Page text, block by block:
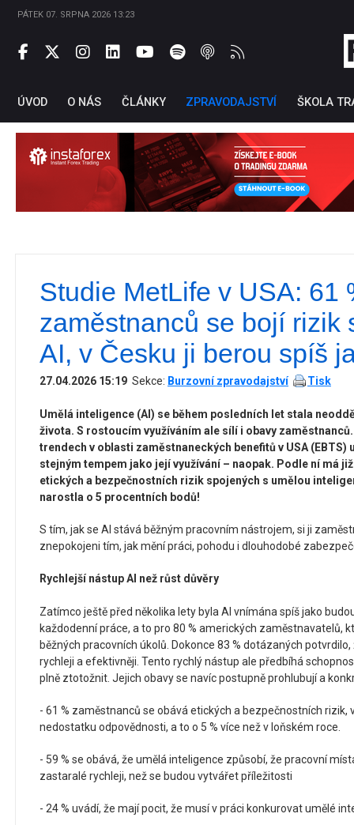
PÁTEK 07. SRPNA 2026 13:23
ÚVOD O NÁS ČLÁNKY ZPRAVODAJSTVÍ ŠKOLA
Studie MetLife v USA: 61
zaměstnanců se bojí rizik
AI, v Česku ji berou spíš
27.04.2026 15:19 Sekce: Burzovní zpravodajství Tisk
Umělá inteligence (AI) se během posledních let stala
života. S rostoucím využíváním ale sílí i obavy
trendech v oblasti zaměstnaneckých benefitů v USA (EBTS)
stejným tempem jako její využívání – naopak. Podle ní má
etických a bezpečnostních rizik spojených s umělou
narostla o 5 procentních bodů!
S tím, jak se AI stává běžným pracovním nástrojem, si ji
znepokojeni tím, jak mění práci, pohodu i dlouhodobé
Rychlejší nástup AI než růst důvěry
Zatímco ještě před několika lety byla AI vnímána spíš jako
každodenní práce, a to pro 80 % amerických zaměstnavatelů,
běžných pracovních úkolů. Dokonce 83 % dotázaných
rychleji a efektivněji. Tento rychlý nástup ale předbíhá
plně ztotožnit. Jejich obavy se navíc postupně prohlubují a
- 61 % zaměstnanců se obává etických a bezpečnostních
nedostatku odpovědnosti, a to o 5 % více než v loňském roce.
- 59 % se obává, že umělá inteligence způsobí, že pracovní
zastaralé rychleji, než se budou vytvářet příležitosti
- 24 % uvádí, že mají pocit, že musí v práci konkurovat umělé